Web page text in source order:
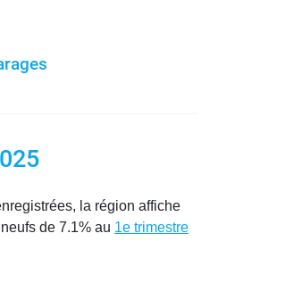
la région affiche
de 7.1% au 1e trimestre